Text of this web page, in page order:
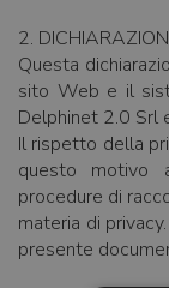
2.
Questa
sito Web e il
Delphinet 2.0 Srl
Il rispetto della
questo motivo
procedure di
materia di
presente